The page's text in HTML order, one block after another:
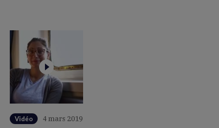
Vidéo 4 mars 2019